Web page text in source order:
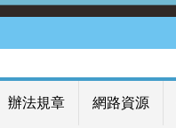
辦法規章 網路資源